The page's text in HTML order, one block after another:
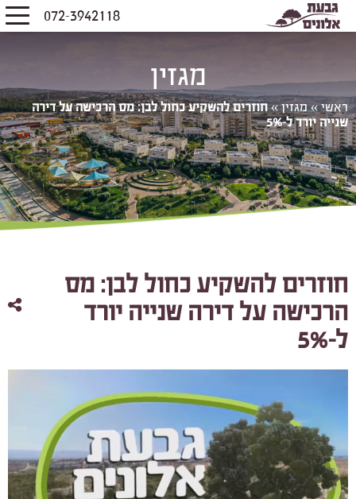
072-3942118
מגזין
ראשי»מגזין»חוזרים להשקיע כחול לבן: מס הרכישה על דירה
שנייה יורד ל-5%
חוזרים להשקיע כחול לבן: מס
הרכישה על דירה שנייה יורד
ל-5%